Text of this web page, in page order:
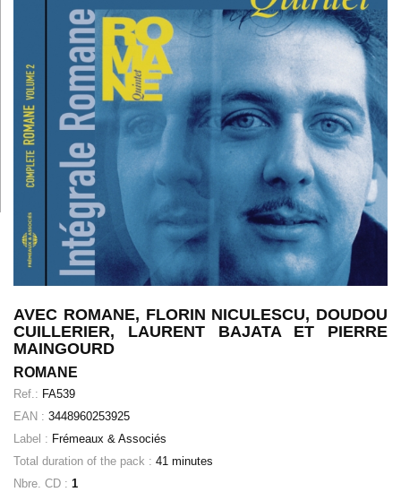
AVEC ROMANE, FLORIN NICULESCU, DOUDOU
CUILLERIER, LAURENT BAJATA ET PIERRE
MAINGOURD
ROMANE
Ref.: FA539
EAN : 3448960253925
Label : Frémeaux & Associés
Total duration of the pack : 41 minutes
Nbre. CD : 1